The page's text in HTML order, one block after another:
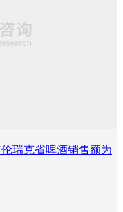
瑞克省啤酒销售额为